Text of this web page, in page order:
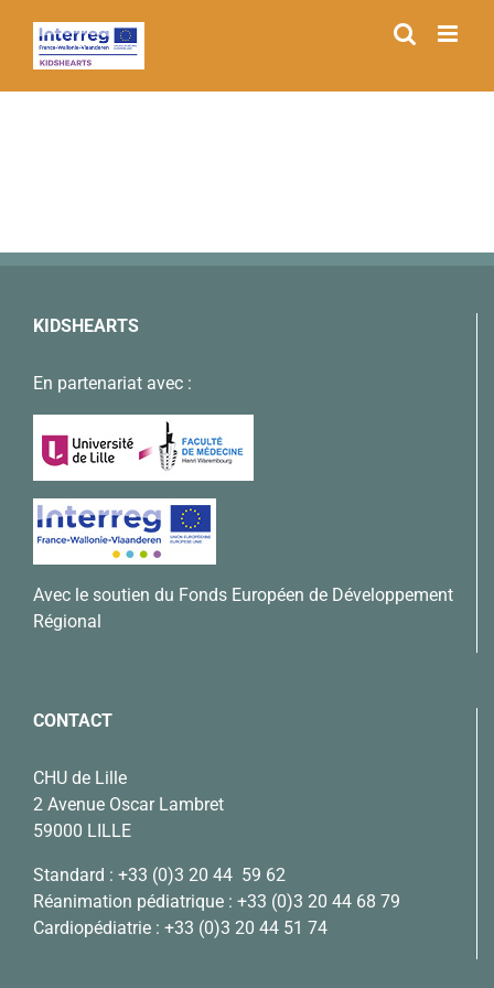
contenu
KIDSHEARTS
En partenariat avec :
Avec le soutien du Fonds Européen de Développement
Régional
CONTACT
CHU de Lille
2 Avenue Oscar Lambret
59000 LILLE
Standard : +33 (0)3 20 44 59 62
Réanimation pédiatrique : +33 (0)3 20 44 68 79
Cardiopédiatrie : +33 (0)3 20 44 51 74